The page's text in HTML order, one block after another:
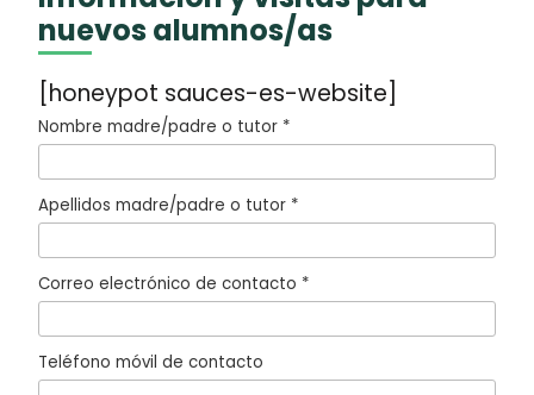
nuevos alumnos/as
[honeypot sauces-es-website]
Nombre madre/padre o tutor *
Apellidos madre/padre o tutor *
Correo electrónico de contacto *
Teléfono móvil de contacto